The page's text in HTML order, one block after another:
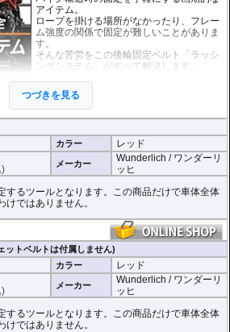
アイテム。
ロープを掛ける場所がなかったり、フレー
ム強度の関係で固定が難しいことがありま
す。
そんな苦労をこの後輪固定ベルト「ラッシ
ングシステム」がすべて解決します。
しなやかで頑丈なテンションベルトを後輪
にかぶせ、接続されているのラチェットベ
ルトで 確実に車体のリア側を固定できま
特殊な滑り止め加工が施されています。
認ください。
利用いただけるテンションベルトだけの商品もラ
つづきを見る
カラー レッド
) メーカー
Wunderlich / ワンダーリ
ッヒ
するツールとなります。この商品だけで車体全体
けではありません。
トベルトは付属しません)
カラー レッド
) メーカー
Wunderlich / ワンダーリ
ッヒ
するツールとなります。この商品だけで車体全体
けではありません。